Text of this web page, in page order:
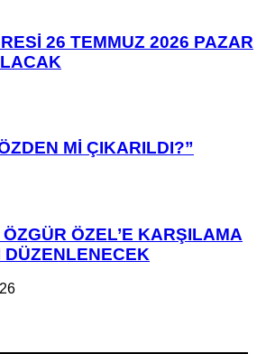
26 TEMMUZ 2026 PAZAR
Mİ ÇIKARILDI?”
ÖZGÜR ÖZEL’E KARŞILAMA
DÜZENLENECEK